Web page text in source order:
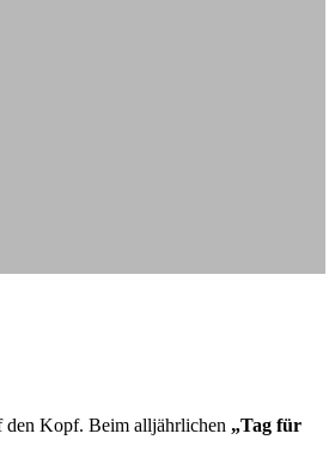
den Kopf. Beim alljährlichen „Tag für